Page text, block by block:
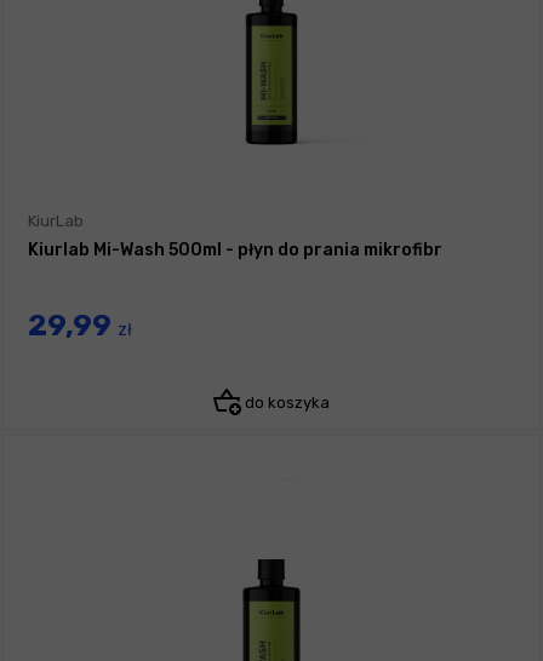
KiurLab
Kiurlab Mi-Wash 500ml - płyn do prania mikrofibr
29,99 zł
do koszyka